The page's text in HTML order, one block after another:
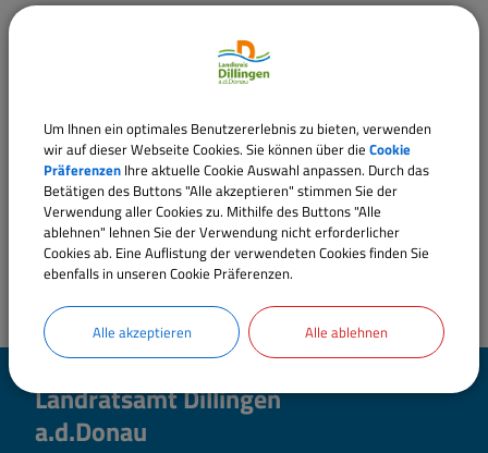
Jagdrecht; Verfolgung von Ordnungswidrigkeiten
Jagdschein und Falknerjagdschein; Beantragung der
Erteilung und Verlängerung
Landratsamt Dillingen
a.d.Donau
Um Ihnen ein optimales Benutzererlebnis zu bieten, verwenden
wir auf dieser Webseite Cookies. Sie können über die Cookie
Präferenzen Ihre aktuelle Cookie Auswahl anpassen. Durch das
Betätigen des Buttons "Alle akzeptieren" stimmen Sie der
Verwendung aller Cookies zu. Mithilfe des Buttons "Alle
ablehnen" lehnen Sie der Verwendung nicht erforderlicher
Cookies ab. Eine Auflistung der verwendeten Cookies finden Sie
ebenfalls in unseren Cookie Präferenzen.
Alle akzeptieren Alle ablehnen